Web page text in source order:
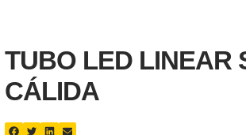
TUBO LED LINEAR
CÁLIDA